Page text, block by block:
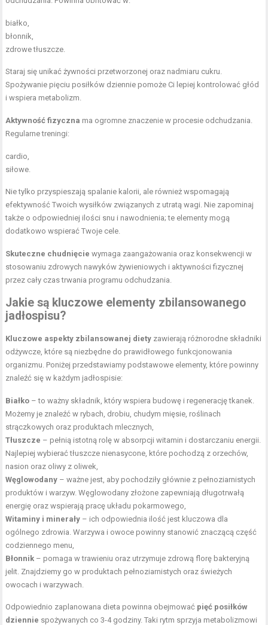
białko,
błonnik,
zdrowe tłuszcze.
Staraj się unikać żywności przetworzonej oraz nadmiaru cukru.
Spożywanie pięciu posiłków dziennie pomoże Ci lepiej kontrolować głód
i wspiera metabolizm.
Aktywność fizyczna ma ogromne znaczenie w procesie odchudzania.
Regularne treningi:
cardio,
siłowe.
Nie tylko przyspieszają spalanie kalorii, ale również wspomagają
efektywność Twoich wysiłków związanych z utratą wagi. Nie zapominaj
także o odpowiedniej ilości snu i nawodnienia; te elementy mogą
dodatkowo wspierać Twoje cele.
Skuteczne chudnięcie wymaga zaangażowania oraz konsekwencji w
stosowaniu zdrowych nawyków żywieniowych i aktywności fizycznej
przez cały czas trwania programu odchudzania.
Jakie są kluczowe elementy zbilansowanego
jadłospisu?
Kluczowe aspekty zbilansowanej diety zawierają różnorodne składniki
odżywcze, które są niezbędne do prawidłowego funkcjonowania
organizmu. Poniżej przedstawiamy podstawowe elementy, które powinny
znaleźć się w każdym jadłospisie:
Białko – to ważny składnik, który wspiera budowę i regenerację tkanek.
Możemy je znaleźć w rybach, drobiu, chudym mięsie, roślinach
strączkowych oraz produktach mlecznych,
Tłuszcze – pełnią istotną rolę w absorpcji witamin i dostarczaniu energii.
Najlepiej wybierać tłuszcze nienasycone, które pochodzą z orzechów,
nasion oraz oliwy z oliwek,
Węglowodany – ważne jest, aby pochodziły głównie z pełnoziarnistych
produktów i warzyw. Węglowodany złożone zapewniają długotrwałą
energię oraz wspierają pracę układu pokarmowego,
Witaminy i minerały – ich odpowiednia ilość jest kluczowa dla
ogólnego zdrowia. Warzywa i owoce powinny stanowić znaczącą część
codziennego menu,
Błonnik – pomaga w trawieniu oraz utrzymuje zdrową florę bakteryjną
jelit. Znajdziemy go w produktach pełnoziarnistych oraz świeżych
owocach i warzywach.
Odpowiednio zaplanowana dieta powinna obejmować pięć posiłków
dziennie spożywanych co 3-4 godziny. Taki rytm sprzyja metabolizmowi